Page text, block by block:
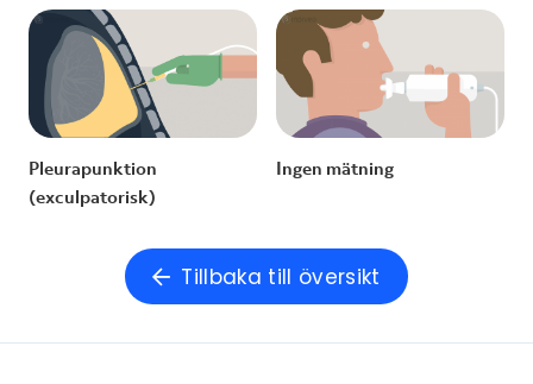
Pleurapunktion
(exculpatorisk)
Ingen mätning
Tillbaka till översikt